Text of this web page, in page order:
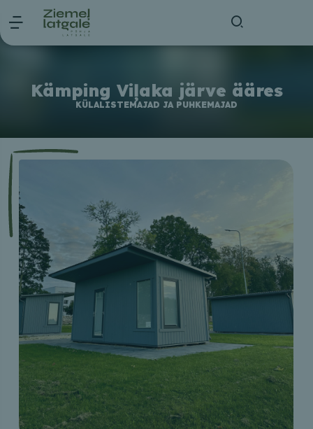
Kämping Viļaka järve ääres
KÜLALISTEMAJAD JA PUHKEMAJAD